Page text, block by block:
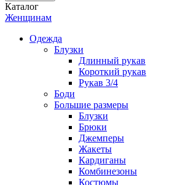
Каталог
Женщинам
Одежда
Блузки
Длинный рукав
Короткий рукав
Рукав 3/4
Боди
Большие размеры
Блузки
Брюки
Джемперы
Жакеты
Кардиганы
Комбинезоны
Костюмы